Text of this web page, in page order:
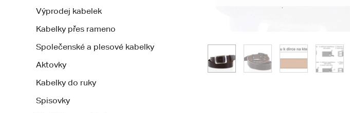
Výprodej kabelek
Kabelky přes rameno
Společenské a plesové kabelky
Aktovky
Kabelky do ruky
Spisovky